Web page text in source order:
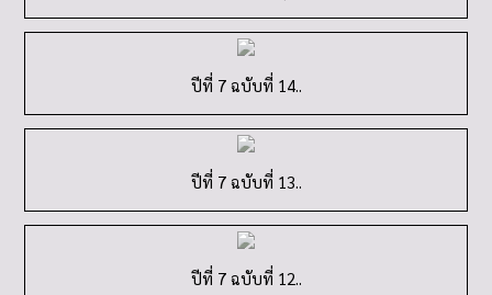
ปีที่ 7 ฉบับที่ 14..
ปีที่ 7 ฉบับที่ 13..
ปีที่ 7 ฉบับที่ 12..